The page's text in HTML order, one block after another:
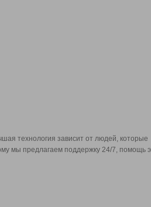
технология зависит от людей, которые
мы предлагаем поддержку 24/7, помощь